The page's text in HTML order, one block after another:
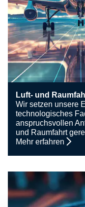
Luft- und
Wir setzen unsere
technologisches
anspruchsvollen
und Raumfahrt
Mehr erfahren